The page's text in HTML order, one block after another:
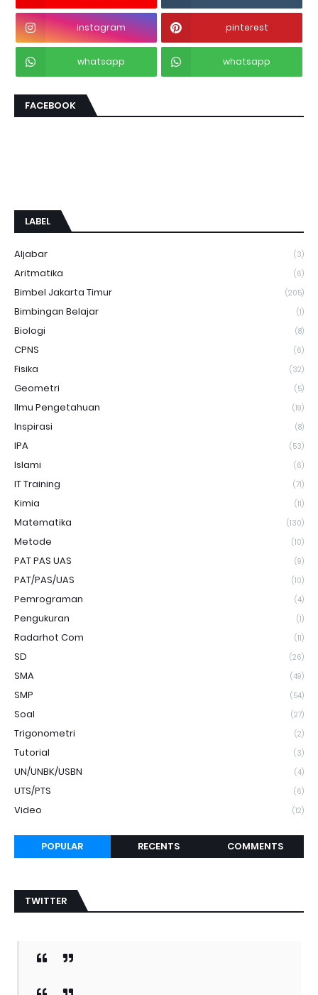
instagram pinterest
whatsapp whatsapp
FACEBOOK
LABEL
Aljabar (3)
Aritmatika (6)
Bimbel Jakarta Timur (205)
Bimbingan Belajar (1)
Biologi (8)
CPNS (6)
Fisika (32)
Geometri (5)
Ilmu Pengetahuan (19)
Inspirasi (8)
IPA (53)
Islami (6)
IT Training (71)
Kimia (11)
Matematika (130)
Metode (10)
PAT PAS UAS (9)
PAT/PAS/UAS (10)
Pemrograman (4)
Pengukuran (1)
Radarhot Com (11)
SD (26)
SMA (49)
SMP (54)
Soal (27)
Trigonometri (2)
Tutorial (3)
UN/UNBK/USBN (4)
UTS/PTS (6)
Video (12)
POPULAR RECENTS COMMENTS
TWITTER